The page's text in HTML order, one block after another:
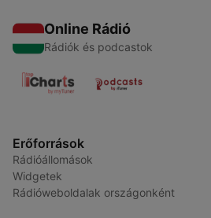
Online Rádió
Rádiók és podcastok
Erőforrások
Rádióállomások
Widgetek
Rádióweboldalak országonként